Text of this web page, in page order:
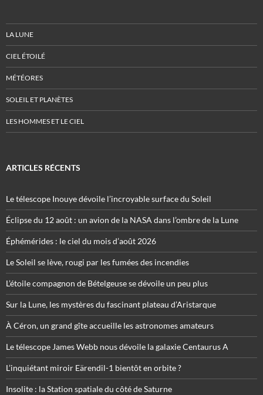
LA LUNE
CIEL ÉTOILÉ
MÉTÉORES
SOLEIL ET PLANÈTES
LES HOMMES ET LE CIEL
ARTICLES RÉCENTS
Le télescope Inouye dévoile l’incroyable surface du Soleil
Éclipse du 12 août : un avion de la NASA dans l’ombre de la Lune
Éphémérides : le ciel du mois d’août 2026
Le Soleil se lève, rougi par les fumées des incendies
L’étoile compagnon de Bételgeuse se dévoile un peu plus
Sur la Lune, les mystères du fascinant plateau d’Aristarque
À Céron, un grand gîte accueille les astronomes amateurs
Le télescope James Webb nous dévoile la galaxie Centaurus A
L’inquiétant miroir Eärendil-1 bientôt en orbite ?
Insolite : la Station spatiale du côté de Saturne